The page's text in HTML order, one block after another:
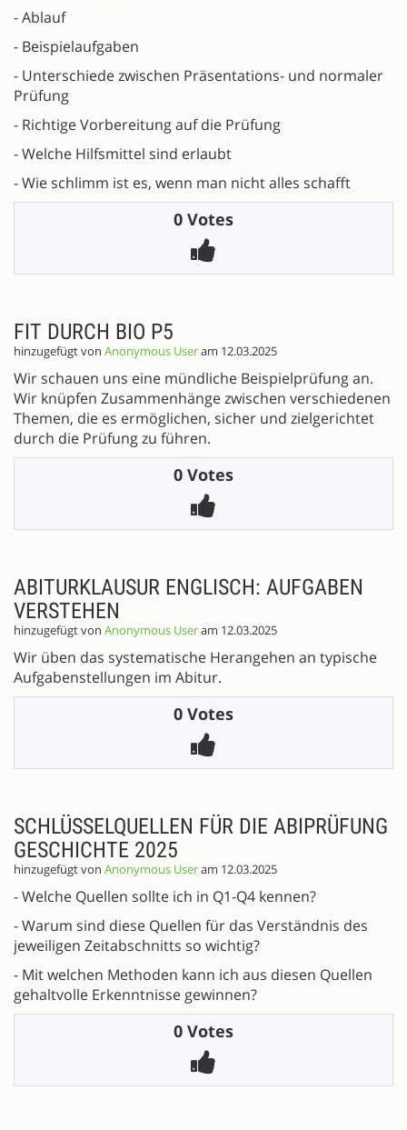
- Ablauf
- Beispielaufgaben
- Unterschiede zwischen Präsentations- und normaler
Prüfung
- Richtige Vorbereitung auf die Prüfung
- Welche Hilfsmittel sind erlaubt
- Wie schlimm ist es, wenn man nicht alles schafft
0 Votes
FIT DURCH BIO P5
hinzugefügt von Anonymous Useram 12.03.2025
Wir schauen uns eine mündliche Beispielprüfung an.
Wir knüpfen Zusammenhänge zwischen verschiedenen
Themen, die es ermöglichen, sicher und zielgerichtet
durch die Prüfung zu führen.
0 Votes
ABITURKLAUSUR ENGLISCH: AUFGABEN
VERSTEHEN
hinzugefügt von Anonymous Useram 12.03.2025
Wir üben das systematische Herangehen an typische
Aufgabenstellungen im Abitur.
0 Votes
SCHLÜSSELQUELLEN FÜR DIE ABIPRÜFUNG
GESCHICHTE 2025
hinzugefügt von Anonymous Useram 12.03.2025
- Welche Quellen sollte ich in Q1-Q4 kennen?
- Warum sind diese Quellen für das Verständnis des
jeweiligen Zeitabschnitts so wichtig?
- Mit welchen Methoden kann ich aus diesen Quellen
gehaltvolle Erkenntnisse gewinnen?
0 Votes